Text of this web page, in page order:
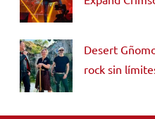
Desert
rock sin